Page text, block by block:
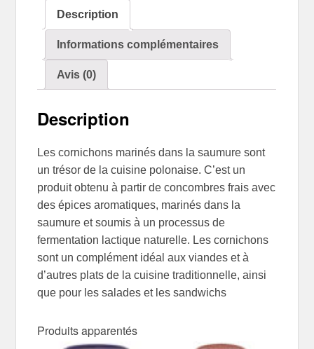
Description
Informations complémentaires
Avis (0)
Description
Les cornichons marinés dans la saumure sont
un trésor de la cuisine polonaise. C’est un
produit obtenu à partir de concombres frais avec
des épices aromatiques, marinés dans la
saumure et soumis à un processus de
fermentation lactique naturelle. Les cornichons
sont un complément idéal aux viandes et à
d’autres plats de la cuisine traditionnelle, ainsi
que pour les salades et les sandwichs
Produits apparentés